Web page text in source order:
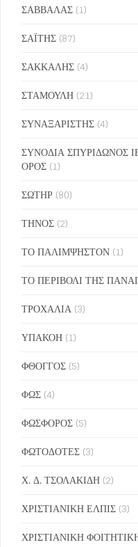
ΣΑΒΒΑΛΑΣ (1)
ΣΑΪΤΗΣ (87)
ΣΑΚΚΑΛΗΣ (4)
ΣΤΑΜΟΥΛΗ (21)
ΣΥΝΑΞΑΡΙΣΤΗΣ (4)
ΣΥΝΟΔΙΑ ΣΠΥΡΙΔΩΝΟΣ
ΟΡΟΣ (1)
ΣΩΤΗΡ (80)
ΤΗΝΟΣ (2)
ΤΟ ΠΑΛΙΜΨΗΣΤΟΝ (1)
ΤΟ ΠΕΡΙΒΟΛΙ ΤΗΣ
ΤΡΟΧΑΛΙΑ (3)
ΥΠΑΚΟΗ (1)
ΦΘΟΓΓΟΣ (5)
ΦΩΣ (4)
ΦΩΣΦΟΡΟΣ (5)
ΦΩΤΟΔΟΤΕΣ (3)
Χ. Δ. ΤΣΟΛΑΚΙΔΗ (2)
ΧΡΙΣΤΙΑΝΙΚΗ ΕΛΠΙΣ (3)
ΧΡΙΣΤΙΑΝΙΚΗ